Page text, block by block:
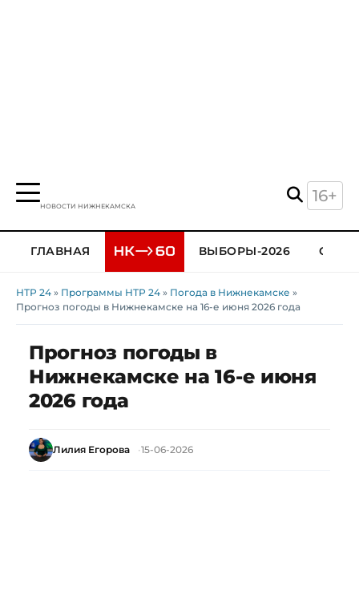
НОВОСТИ НИЖНЕКАМСКА
16+
ГЛАВНАЯ ВЫБОРЫ-2026
НТР 24 » Программы НТР 24 » Погода в Нижнекамске »
Прогноз погоды в Нижнекамске на 16-е июня 2026 года
Прогноз погоды в
Нижнекамске на 16-е июня
2026 года
Лилия Егорова 15-06-2026